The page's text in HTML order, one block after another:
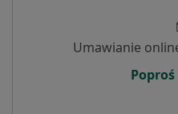
Umawianie